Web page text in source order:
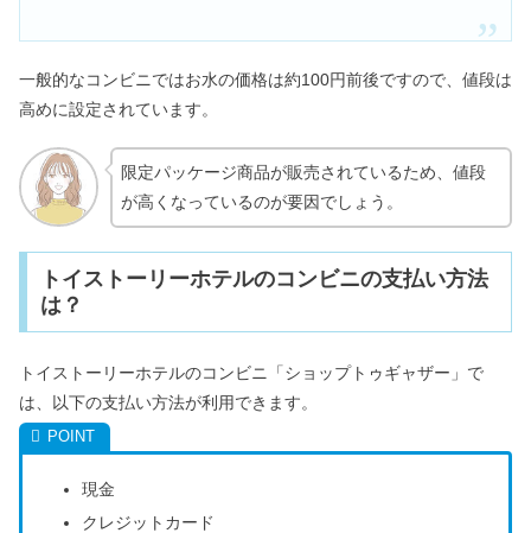
一般的なコンビニではお水の価格は約100円前後ですので、値段は
高めに設定されています。
限定パッケージ商品が販売されているため、値段
が高くなっているのが要因でしょう。
トイストーリーホテルのコンビニの支払い方法
は？
トイストーリーホテルのコンビニ「ショップトゥギャザー」で
は、以下の支払い方法が利用できます。
現金
クレジットカード